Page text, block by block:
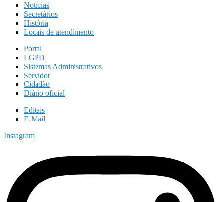
Notícias
Secretários
História
Locais de atendimento
Portal
LGPD
Sistemas Administrativos
Servidor
Cidadão
Diário oficial
Editais
E-Mail
Instagram